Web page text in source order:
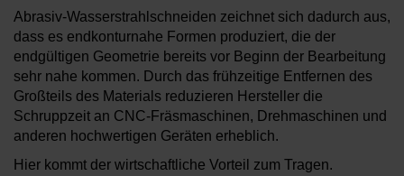
Abrasiv-Wasserstrahlschneiden zeichnet sich dadurch aus,
dass es endkonturnahe Formen produziert, die der
endgültigen Geometrie bereits vor Beginn der Bearbeitung
sehr nahe kommen. Durch das frühzeitige Entfernen des
Großteils des Materials reduzieren Hersteller die
Schruppzeit an CNC-Fräsmaschinen, Drehmaschinen und
anderen hochwertigen Geräten erheblich.
Hier kommt der wirtschaftliche Vorteil zum Tragen.